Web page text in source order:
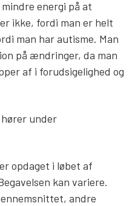
energi på at
ikke, fordi man er helt
man har autisme. Man
på ændringer, da man
af i forudsigelighed og
under
opdaget i løbet af
kan variere.
andre